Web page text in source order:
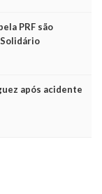
PRF são
após acidente